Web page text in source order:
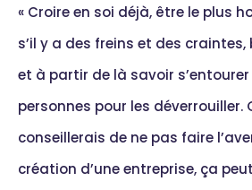
« Croire en soi déjà, être le plus
s’il y a des freins et des
et à partir de là savoir
personnes pour les déverrouiller.
conseillerais de ne pas faire
création d’une entreprise, ça